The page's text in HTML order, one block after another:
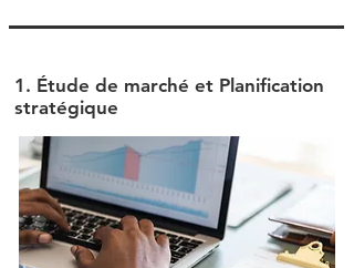
1. Étude de marché et Planification
stratégique